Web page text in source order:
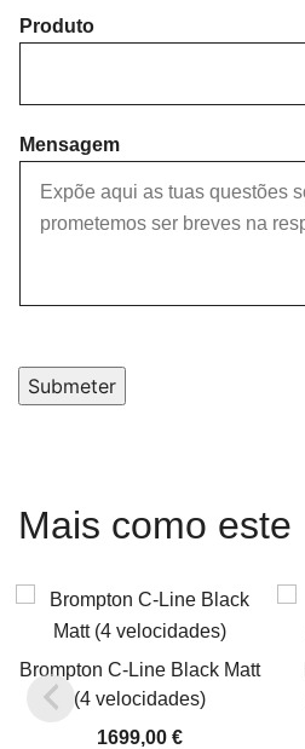
Produto
Mensagem
Submeter
Mais como este
Brompton C-Line Black Matt
(4 velocidades)
1699,00€